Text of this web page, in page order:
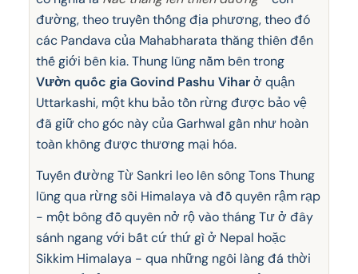
đường, theo truyền thống địa phương, theo đó
các Pandava của Mahabharata thăng thiên đến
thế giới bên kia. Thung lũng nằm bên trong
Vườn quốc gia Govind Pashu Viharở quận
Uttarkashi, một khu bảo tồn rừng được bảo vệ
đã giữ cho góc này của Garhwal gần như hoàn
toàn không được thương mại hóa.
Tuyến đường Từ Sankri leo lên sông Tons Thung
lũng qua rừng sồi Himalaya và đỗ quyên rậm rạp
- một bông đỗ quyên nở rộ vào tháng Tư ở đây
sánh ngang với bất cứ thứ gì ở Nepal hoặc
Sikkim Himalaya - qua những ngôi làng đá thời